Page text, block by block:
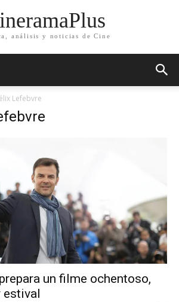
análisis y noticias de Cine
Lefebvre
un filme ochentoso,
estival